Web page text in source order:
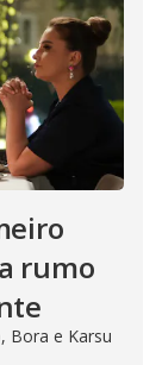
rumo
Bora e Karsu